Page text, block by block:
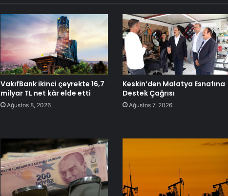
VakıfBank ikinci çeyrekte 16,7
milyar TL net kâr elde etti
Ağustos 8, 2026
Keskin’den Malatya Esnafına
Destek Çağrısı
Ağustos 7, 2026